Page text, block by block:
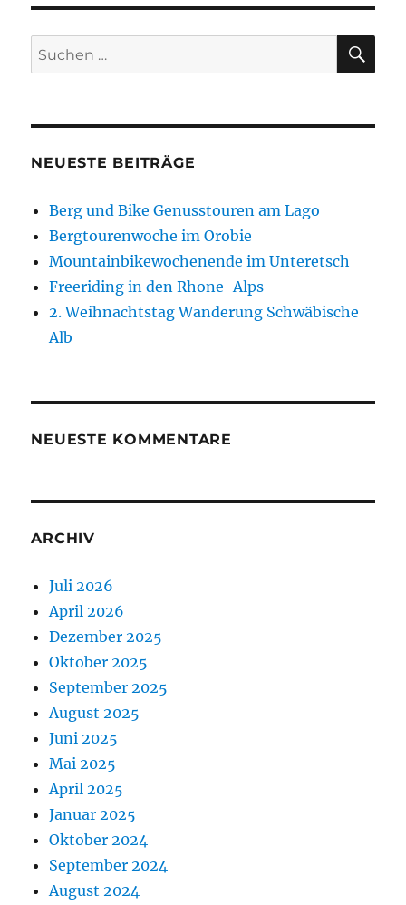
Suchen
nach:
NEUESTE BEITRÄGE
Berg und Bike Genusstouren am Lago
Bergtourenwoche im Orobie
Mountainbikewochenende im Unteretsch
Freeriding in den Rhone-Alps
2. Weihnachtstag Wanderung Schwäbische
Alb
NEUESTE KOMMENTARE
ARCHIV
Juli 2026
April 2026
Dezember 2025
Oktober 2025
September 2025
August 2025
Juni 2025
Mai 2025
April 2025
Januar 2025
Oktober 2024
September 2024
August 2024